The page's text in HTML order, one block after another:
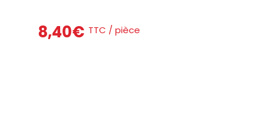
8,40€ TTC / pièce